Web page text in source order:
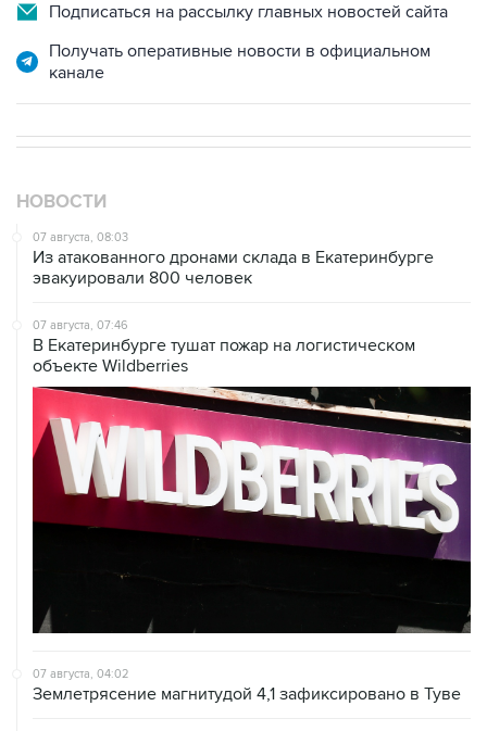
Подписаться на рассылку главных новостей сайта
Получать оперативные новости в официальном
канале
НОВОСТИ
07 августа, 08:03
Из атакованного дронами склада в Екатеринбурге
эвакуировали 800 человек
07 августа, 07:46
В Екатеринбурге тушат пожар на логистическом
объекте Wildberries
07 августа, 04:02
Землетрясение магнитудой 4,1 зафиксировано в Туве